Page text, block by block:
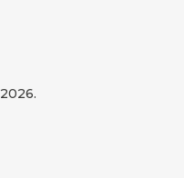
2026.